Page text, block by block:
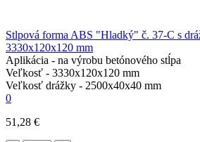
Stlpová forma ABS "Hladký" č. 37-C s
3330х120х120 mm
Aplikácia - na výrobu betónového stĺpa
Veľkosť - 3330х120х120 mm
Veľkosť drážky - 2500х40х40 mm
0
51,28 €